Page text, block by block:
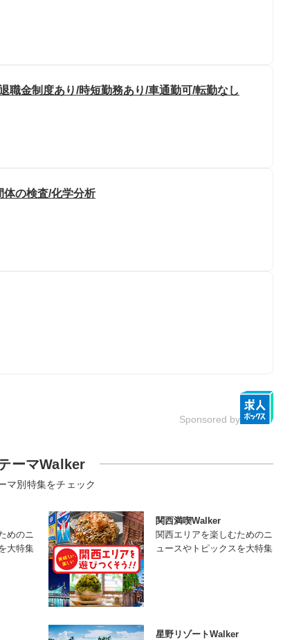
職金制度あり/時短勤務あり/車通勤可/転勤なし
の検査/化学分析
Sponsored by
ーマWalker
マ別特集をチェック
めのニ
大特集
関西満喫Walker
関西エリアを楽しむためのニ
ュースやトピックスを大特集
星野リゾートWalker